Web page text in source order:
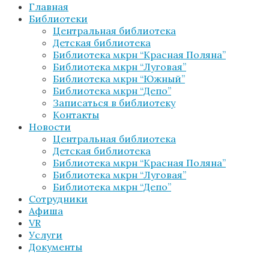
Главная
Библиотеки
Центральная библиотека
Детская библиотека
Библиотека мкрн “Красная Поляна”
Библиотека мкрн “Луговая”
Библиотека мкрн “Южный”
Библиотека мкрн “Депо”
Записаться в библиотеку
Контакты
Новости
Центральная библиотека
Детская библиотека
Библиотека мкрн “Красная Поляна”
Библиотека мкрн “Луговая”
Библиотека мкрн “Депо”
Сотрудники
Афиша
VR
Услуги
Документы